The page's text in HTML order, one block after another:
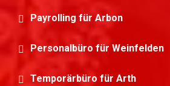
Payrolling für Arbon
Personalbüro für Weinfelden
Temporärbüro für Arth